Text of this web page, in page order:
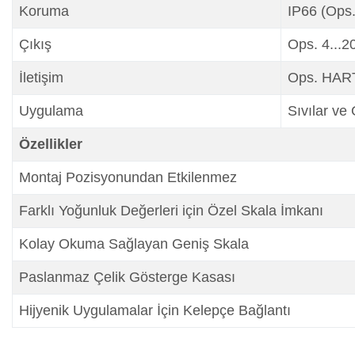
Koruma IP66
Çıkış Ops.
İletişim Ops.
Uygulama Sıvılar ve
Özellikler
Montaj Pozisyonundan Etkilenmez
Farklı Yoğunluk Değerleri için Özel Skala İmkanı
Kolay Okuma Sağlayan Geniş Skala
Paslanmaz Çelik Gösterge Kasası
Hijyenik Uygulamalar İçin Kelepçe Bağlantı